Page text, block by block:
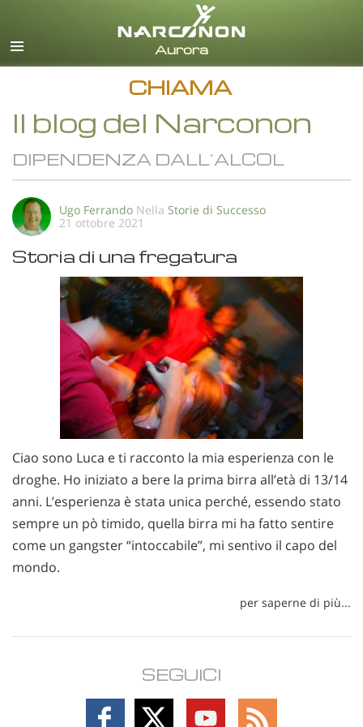
italiano
CHIAMA
Il blog del Narconon
DIPENDENZA DALL’ALCOL
Ugo Ferrando Nella Storie di Successo
21 ottobre 2021
Storia di una fregatura
Ciao sono Luca e ti racconto la mia esperienza con le
droghe. Ho iniziato a bere la prima birra all’età di 13/14
anni. L’esperienza è stata unica perché, essendo stato
sempre un pò timido, quella birra mi ha fatto sentire
come un gangster “intoccabile”, mi sentivo il capo del
mondo.
per saperne di più...
SEGUICI
Follow Follow
Follow
Follow